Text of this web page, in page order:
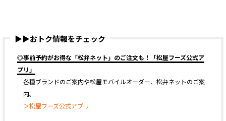
▶▶おトク情報をチェック
◎事前予約がお得な「松弁ネット」のご注文も！「松屋フーズ公式ア
プリ」
各種ブランドのご案内や松屋モバイルオーダー、松弁ネットのご案
内。
＞松屋フーズ公式アプリ